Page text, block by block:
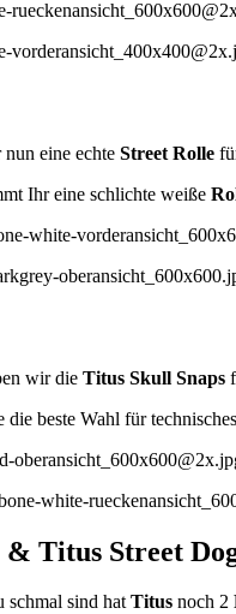
eine echte Street Rolle
Ihr eine schlichte weiße
wir die Titus Skull Snaps
beste Wahl für
Titus Street
schmal sind hatTitus noch 2